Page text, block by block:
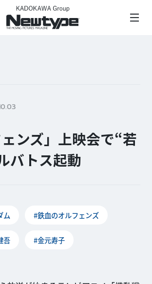
ェンズ」上映会で“若
バトス起動
ム #鉄血のオルフェンズ
吾 #金元寿子